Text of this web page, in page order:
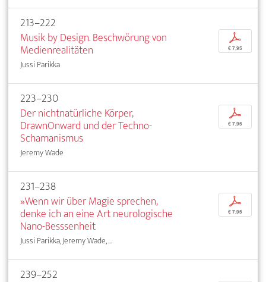
213–222
Musik by Design. Beschwörung von
Medienrealitäten
Jussi Parikka
p
€ 7,95
223–230
Der nichtnatürliche Körper,
DrawnOnward und der Techno-
Schamanismus
Jeremy Wade
p
€ 7,95
231–238
»Wenn wir über Magie sprechen,
denke ich an eine Art neurologische
Nano-Besssenheit
Jussi Parikka, Jeremy Wade, ...
p
€ 7,95
239–252